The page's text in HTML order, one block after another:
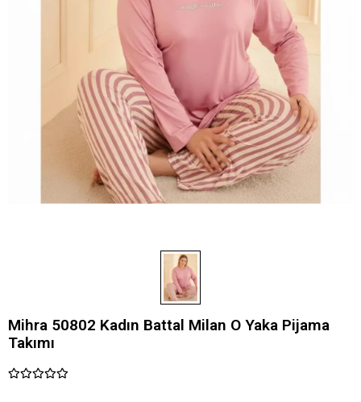
Mihra 50802 Kadın Battal Milan O Yaka Pijama
Takımı